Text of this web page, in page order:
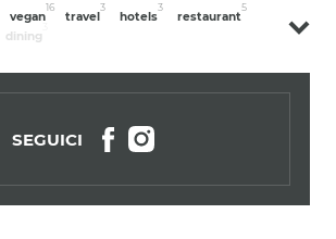
vegan
16
travel
3
hotels
3
restaurant
5
dining
SEGUICI